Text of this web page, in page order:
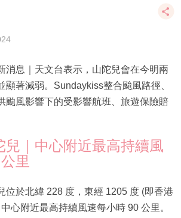
消息｜天文台表示，山陀兒會在今明兩
顯著減弱。Sundaykiss整合颱風路徑、
颱風影響下的受影響航班、旅遊保險賠
兒｜中心附近最高持續風
里
位於北緯 228 度，東經 1205 度 (即香港
心附近最高持續風速每小時 90 公里。